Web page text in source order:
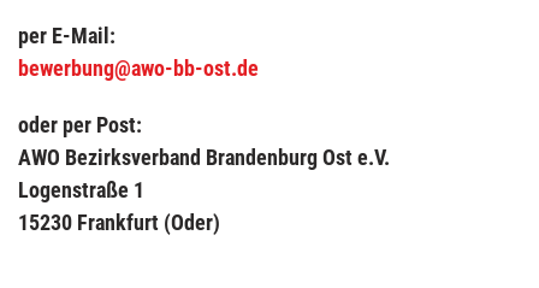
per E-Mail:
bewerbung@awo-bb-ost.de
oder per Post:
AWO Bezirksverband Brandenburg Ost e.V.
Logenstraße 1
15230 Frankfurt (Oder)